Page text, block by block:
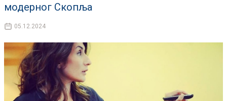
модерног Скопља
05.12.2024